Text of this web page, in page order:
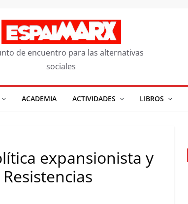
de encuentro para las alternativas
sociales
ACADEMIA ACTIVIDADES LIBROS
expansionista y